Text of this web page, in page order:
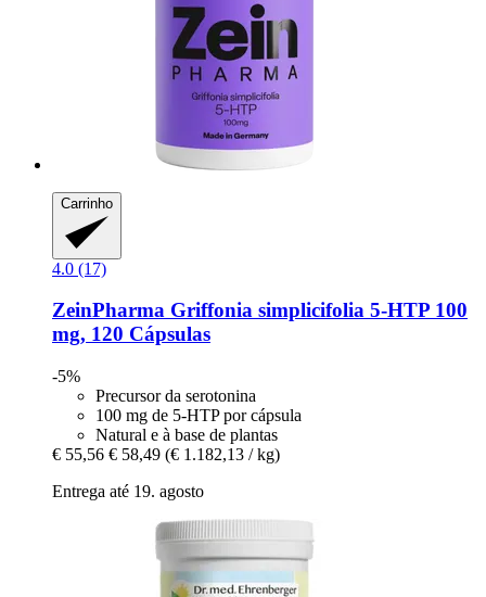
Carrinho
4.0 (17)
ZeinPharma Griffonia simplicifolia 5-​HTP 100
mg, 120 Cápsulas
-5%
Precursor da serotonina
100 mg de 5-HTP por cápsula
Natural e à base de plantas
€ 55,56 € 58,49 (€ 1.182,13 / kg)
Entrega até 19. agosto